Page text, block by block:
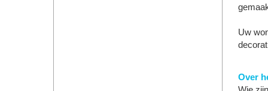
Uw
Over